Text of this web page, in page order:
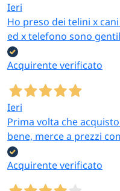
Ieri
Ho preso dei telini x
ed x telefono sono
Acquirente verificato
Ieri
Prima volta che
bene, merce a prezzi
Acquirente verificato